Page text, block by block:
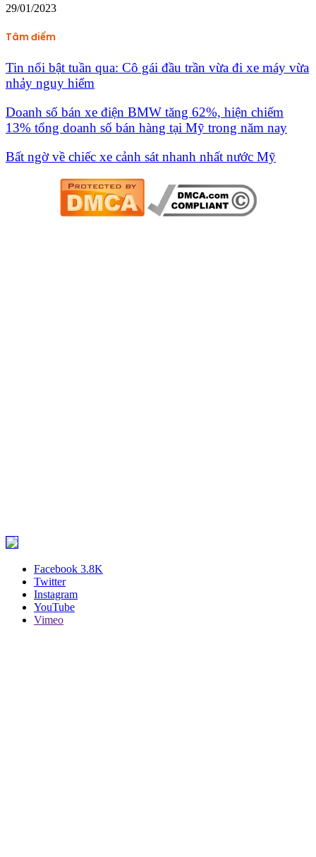
29/01/2023
Tâm điểm
Tin nổi bật tuần qua: Cô gái đầu trần vừa đi xe máy vừa
nhảy nguy hiểm
Doanh số bán xe điện BMW tăng 62%, hiện chiếm
13% tổng doanh số bán hàng tại Mỹ trong năm nay
Bất ngờ về chiếc xe cảnh sát nhanh nhất nước Mỹ
Facebook 3.8K
Twitter
Instagram
YouTube
Vimeo